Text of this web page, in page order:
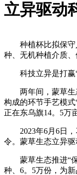
立异驱动
种植杯比拟保守人
种、无机种植介质
科技立异是打赢“
两年间，蒙草生态
构成的环节手艺模
正在东乌旗14。5万
2023年6月6日，
令。蒙草生态立异
蒙草生态推进“保
种、6。5万份，为